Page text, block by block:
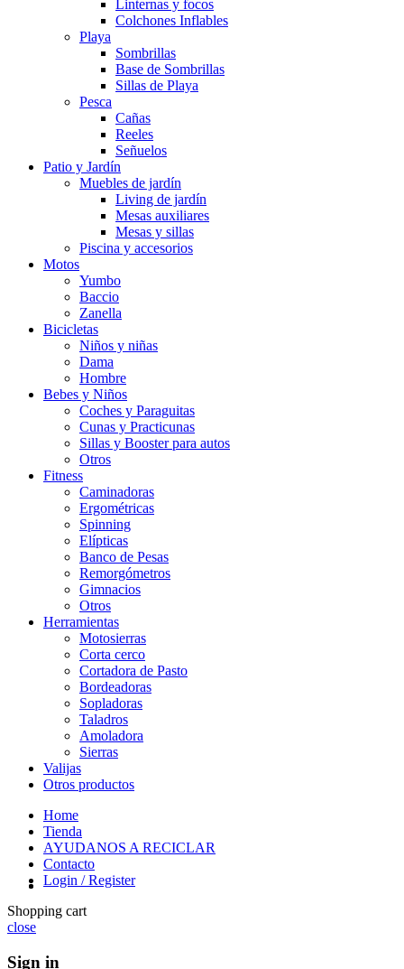
Linternas y focos
Colchones Inflables
Playa
Sombrillas
Base de Sombrillas
Sillas de Playa
Pesca
Cañas
Reeles
Señuelos
Patio y Jardín
Muebles de jardín
Living de jardín
Mesas auxiliares
Mesas y sillas
Piscina y accesorios
Motos
Yumbo
Baccio
Zanella
Bicicletas
Niños y niñas
Dama
Hombre
Bebes y Niños
Coches y Paraguitas
Cunas y Practicunas
Sillas y Booster para autos
Otros
Fitness
Caminadoras
Ergométricas
Spinning
Elípticas
Banco de Pesas
Remorgómetros
Gimnacios
Otros
Herramientas
Motosierras
Corta cerco
Cortadora de Pasto
Bordeadoras
Sopladoras
Taladros
Amoladora
Sierras
Valijas
Otros productos
Home
Tienda
AYUDANOS A RECICLAR
Contacto
Login / Register
Shopping cart
close
Sign in